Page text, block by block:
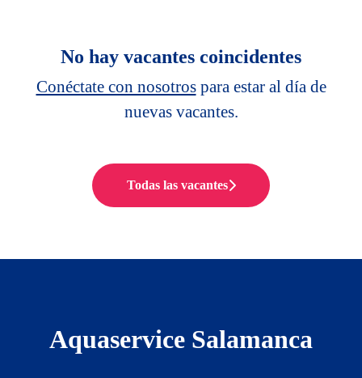
No hay vacantes coincidentes
Conéctate con nosotrospara estar al día de
nuevas vacantes.
Todas las vacantes
Aquaservice Salamanca